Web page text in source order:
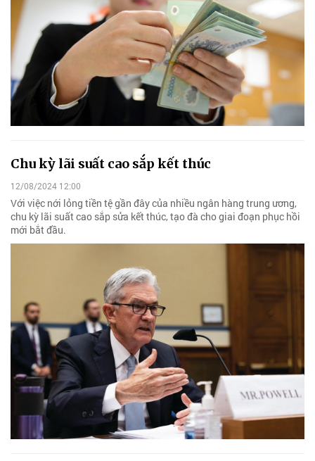
Chu kỳ lãi suất cao sắp kết thúc
12/08/2024 12:00
Với việc nới lỏng tiền tệ gần đây của nhiều ngân hàng trung ương,
chu kỳ lãi suất cao sắp sửa kết thúc, tạo đà cho giai đoạn phục hồi
mới bắt đầu.